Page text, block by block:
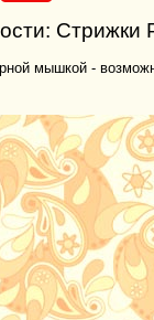
Стрижки
мышкой -